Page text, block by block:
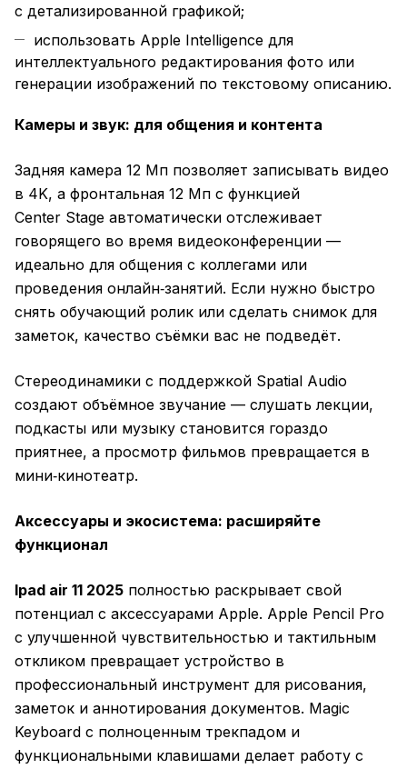
с детализированной графикой;
использовать Apple Intelligence для
интеллектуального редактирования фото или
генерации изображений по текстовому описанию.
Камеры и звук: для общения и контента
Задняя камера 12 Мп позволяет записывать видео
в 4K, а фронтальная 12 Мп с функцией
Center Stage автоматически отслеживает
говорящего во время видеоконференции —
идеально для общения с коллегами или
проведения онлайн‑занятий. Если нужно быстро
снять обучающий ролик или сделать снимок для
заметок, качество съёмки вас не подведёт.
Стереодинамики с поддержкой Spatial Audio
создают объёмное звучание — слушать лекции,
подкасты или музыку становится гораздо
приятнее, а просмотр фильмов превращается в
мини‑кинотеатр.
Аксессуары и экосистема: расширяйте
функционал
Ipad air 11 2025 полностью раскрывает свой
потенциал с аксессуарами Apple. Apple Pencil Pro
с улучшенной чувствительностью и тактильным
откликом превращает устройство в
профессиональный инструмент для рисования,
заметок и аннотирования документов. Magic
Keyboard с полноценным трекпадом и
функциональными клавишами делает работу с